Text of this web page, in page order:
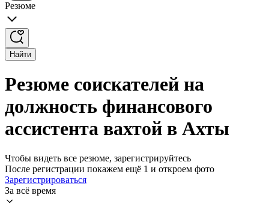
Резюме
Найти
Резюме соискателей на
должность финансового
ассистента вахтой в Ахты
Чтобы видеть все резюме, зарегистрируйтесь
После регистрации покажем ещё 1 и откроем фото
Зарегистрироваться
За всё время